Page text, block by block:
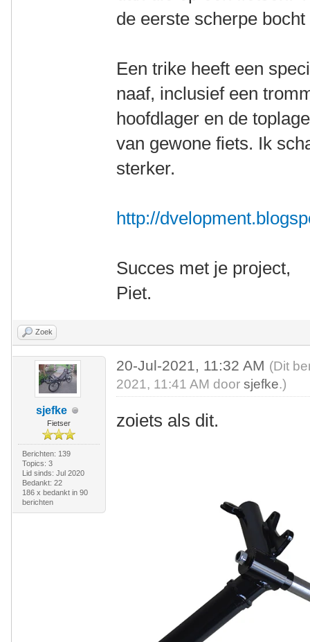
de eerste scherpe
Een trike heeft een
naaf, inclusief een
hoofdlager en de
van gewone fiets. Ik
sterker.
http://
Succes met je project,
Piet.
Zoek
sjefke
Fietser
Berichten: 139
Topics: 3
Lid sinds: Jul 2020
Bedankt: 22
186 x bedankt in 90
berichten
20-Jul-2021, 11:32 AM (Dit
2021, 11:41 AM doorsjefke.)
zoiets als dit.